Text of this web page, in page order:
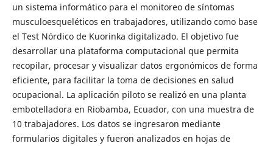
un sistema informático para el monitoreo de síntomas
musculoesqueléticos en trabajadores, utilizando como base
el Test Nórdico de Kuorinka digitalizado. El objetivo fue
desarrollar una plataforma computacional que permita
recopilar, procesar y visualizar datos ergonómicos de forma
eficiente, para facilitar la toma de decisiones en salud
ocupacional. La aplicación piloto se realizó en una planta
embotelladora en Riobamba, Ecuador, con una muestra de
10 trabajadores. Los datos se ingresaron mediante
formularios digitales y fueron analizados en hojas de